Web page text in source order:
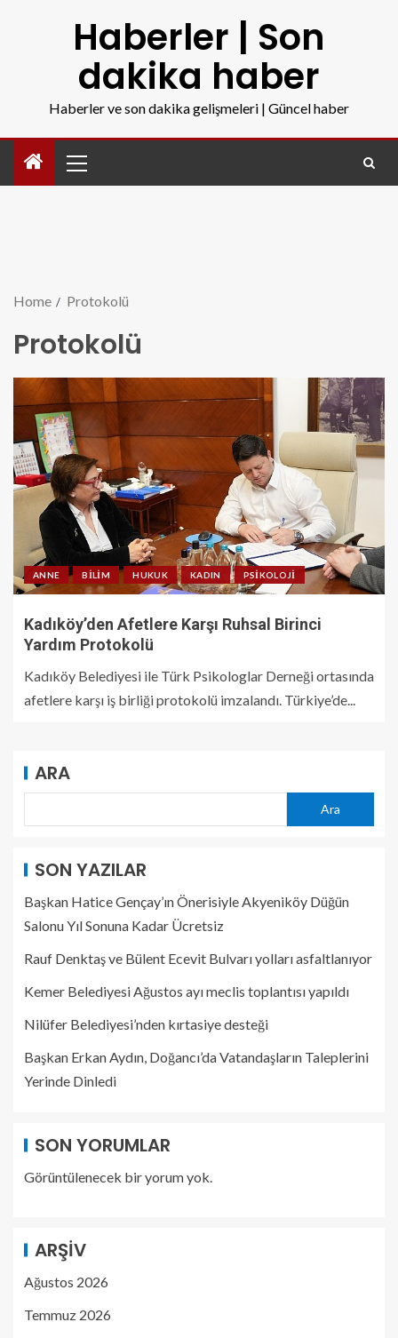
Haberler | Son
dakika haber
Haberler ve son dakika gelişmeleri | Güncel haber
Home Protokolü
Protokolü
ANNE BILIM HUKUK KADIN PSIKOLOJI
Kadıköy’den Afetlere Karşı Ruhsal Birinci
Yardım Protokolü
Kadıköy Belediyesi ile Türk Psikologlar Derneği ortasında
afetlere karşı iş birliği protokolü imzalandı. Türkiye’de...
ARA
Ara
SON YAZILAR
Başkan Hatice Gençay’ın Önerisiyle Akyeniköy Düğün
Salonu Yıl Sonuna Kadar Ücretsiz
Rauf Denktaş ve Bülent Ecevit Bulvarı yolları asfaltlanıyor
Kemer Belediyesi Ağustos ayı meclis toplantısı yapıldı
Nilüfer Belediyesi’nden kırtasiye desteği
Başkan Erkan Aydın, Doğancı’da Vatandaşların Taleplerini
Yerinde Dinledi
SON YORUMLAR
Görüntülenecek bir yorum yok.
ARŞIV
Ağustos 2026
Temmuz 2026